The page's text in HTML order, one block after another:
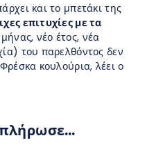
και το μπετάκι της
επιτυχίες με τα
νέο έτος, νέα
του παρελθόντος δεν
κουλούρια, λέει ο